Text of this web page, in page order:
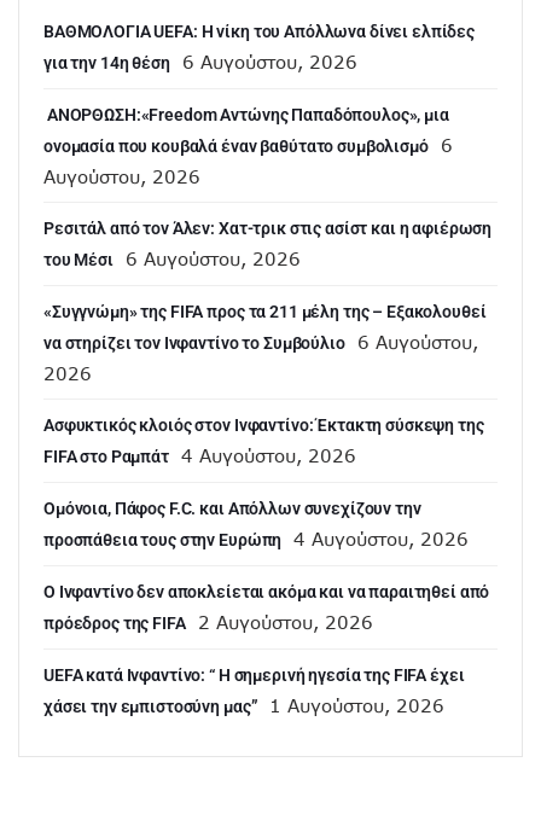
ΒΑΘΜΟΛΟΓΙΑ UEFA: Η νίκη του Απόλλωνα δίνει ελπίδες
για την 14η θέση
6 Αυγούστου, 2026
ANOΡΘΩΣΗ:«Freedom Αντώνης Παπαδόπουλος», μια
ονομασία που κουβαλά έναν βαθύτατο συμβολισμό
6
Αυγούστου, 2026
Ρεσιτάλ από τον Άλεν: Χατ-τρικ στις ασίστ και η αφιέρωση
του Μέσι
6 Αυγούστου, 2026
«Συγγνώμη» της FIFA προς τα 211 μέλη της – Εξακολουθεί
να στηρίζει τον Ινφαντίνο το Συμβούλιο
6 Αυγούστου,
2026
Ασφυκτικός κλοιός στον Ινφαντίνο: Έκτακτη σύσκεψη της
FIFA στο Ραμπάτ
4 Αυγούστου, 2026
Ομόνοια, Πάφος F.C. και Απόλλων συνεχίζουν την
προσπάθεια τους στην Ευρώπη
4 Αυγούστου, 2026
Ο Ινφαντίνο δεν αποκλείεται ακόμα και να παραιτηθεί από
πρόεδρος της FIFA
2 Αυγούστου, 2026
UEFA κατά Ινφαντίνο: “ H σημερινή ηγεσία της FIFA έχει
χάσει την εμπιστοσύνη μας”
1 Αυγούστου, 2026